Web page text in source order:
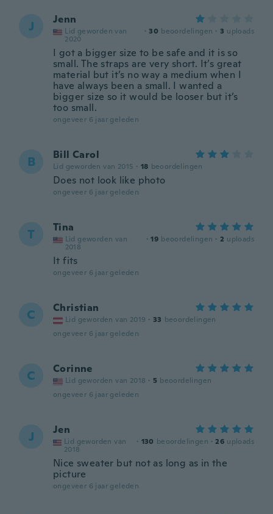
J Jenn
Lid geworden van
2020
· 30 beoordelingen · 3 uploads
I got a bigger size to be safe and it is so
small. The straps are very short. It’s great
material but it’s no way a medium when I
have always been a small. I wanted a
bigger size so it would be looser but it’s
too small.
ongeveer 6 jaar geleden
B Bill Carol
Lid geworden van 2015 · 18 beoordelingen
Does not look like photo
ongeveer 6 jaar geleden
T Tina
Lid geworden van
2018
· 19 beoordelingen · 2 uploads
It fits
ongeveer 6 jaar geleden
C Christian
Lid geworden van 2019 · 33 beoordelingen
ongeveer 6 jaar geleden
C Corinne
Lid geworden van 2018 · 5 beoordelingen
ongeveer 6 jaar geleden
J Jen
Lid geworden van
2018
· 130 beoordelingen · 26 uploads
Nice sweater but not as long as in the
picture
ongeveer 6 jaar geleden